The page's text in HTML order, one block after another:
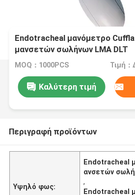
Endotracheal μανόμετρο
μανσετών σωλήνων LMA DLT
MOQ：1000PCS
Καλύτερη τιμή
Περιγραφή προϊόντων
Υψηλό φως:
Endotracheal
ανσετών
,
Endotracheal